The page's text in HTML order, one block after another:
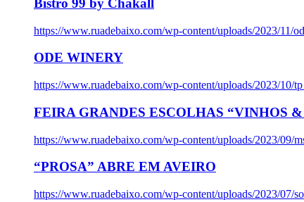
Bistro 99 by Chakall
https://www.ruadebaixo.com/wp-content/uploads/2023/11/
ODE WINERY
https://www.ruadebaixo.com/wp-content/uploads/2023/10/
FEIRA GRANDES ESCOLHAS “VINHOS
https://www.ruadebaixo.com/wp-content/uploads/2023/09/
“PROSA” ABRE EM AVEIRO
https://www.ruadebaixo.com/wp-content/uploads/2023/07/